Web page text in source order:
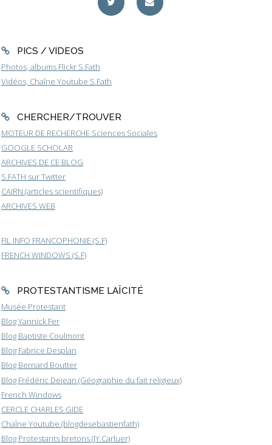
PICS / VIDEOS
Photos, albums Flickr S.Fath
Vidéos, Chaîne Youtube S.Fath
CHERCHER/TROUVER
MOTEUR DE RECHERCHE Sciences Sociales
GOOGLE SCHOLAR
ARCHIVES DE CE BLOG
S.FATH sur Twitter
CAIRN (articles scientifiques)
ARCHIVES WEB
FIL INFO FRANCOPHONIE (S.F)
FRENCH WINDOWS (S.F)
PROTESTANTISME LAÏCITÉ
Musée Protestant
Blog Yannick Fer
Blog Baptiste Coulmont
Blog Fabrice Desplan
Blog Bernard Boutter
Blog Frédéric Dejean (Géographie du fait religieux)
French Windows
CERCLE CHARLES GIDE
Chaîne Youtube (blogdesebastienfath)
Blog Protestants bretons (JY.Carluer)